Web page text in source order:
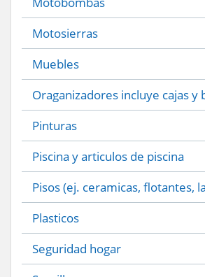
Motosierras
Muebles
Oraganizadores incluye cajas y
Pinturas
Piscina y articulos de piscina
Pisos (ej. ceramicas, flotantes,
Plasticos
Seguridad hogar